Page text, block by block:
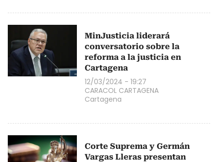
MinJusticia liderará
conversatorio sobre la
reforma a la justicia en
Cartagena
12/03/2024 - 19:27
CARACOL CARTAGENA
Cartagena
Corte Suprema y Germán
Vargas Lleras presentan